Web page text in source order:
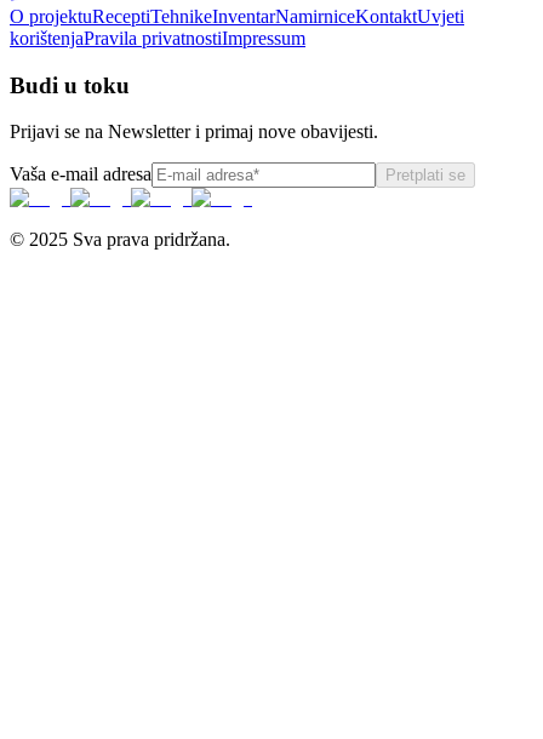
O projektuReceptiTehnikeInventarNamirniceKontaktUvjeti
korištenjaPravila privatnostiImpressum
Budi u toku
Prijavi se na Newsletter i primaj nove obavijesti.
Vaša e-mail adresa Pretplati se
© 2025 Sva prava pridržana.